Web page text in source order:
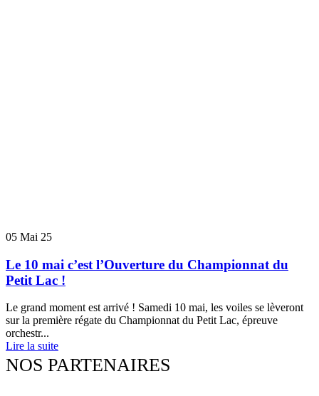
05 Mai 25
Le 10 mai c’est l’Ouverture du Championnat du
Petit Lac !
Le grand moment est arrivé ! Samedi 10 mai, les voiles se lèveront
sur la première régate du Championnat du Petit Lac, épreuve
orchestr...
Lire la suite
NOS PARTENAIRES